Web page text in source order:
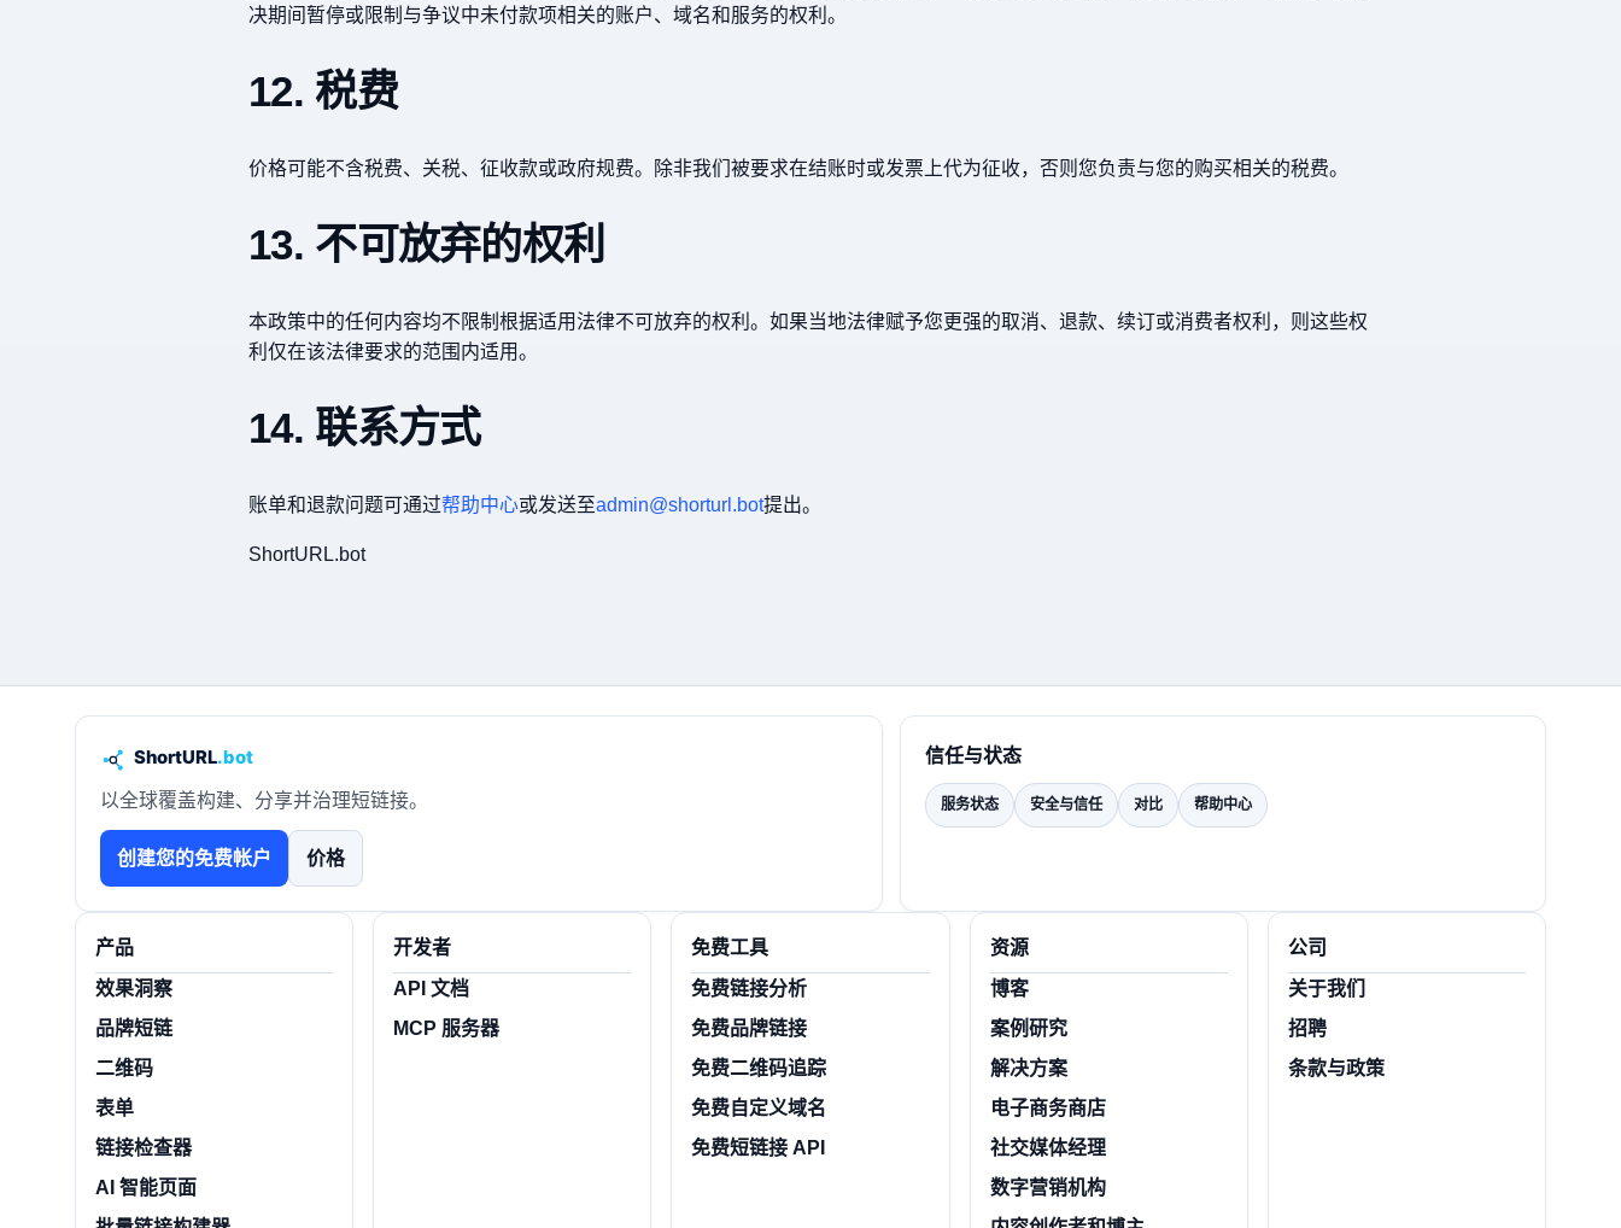
决期间暂停或限制与争议中未付款项相关的账户、域名和服务的权利。
12. 税费
价格可能不含税费、关税、征收款或政府规费。除非我们被要求在结账时或发票上代为征收，否则您负责与您的购买相关的税费。
13. 不可放弃的权利
本政策中的任何内容均不限制根据适用法律不可放弃的权利。如果当地法律赋予您更强的取消、退款、续订或消费者权利，则这些权
利仅在该法律要求的范围内适用。
14. 联系方式
账单和退款问题可通过帮助中心或发送至admin@shorturl.bot提出。
ShortURL.bot
以全球覆盖构建、分享并治理短链接。
创建您的免费帐户 价格
信任与状态
服务状态 安全与信任 对比 帮助中心
产品
效果洞察
品牌短链
二维码
表单
链接检查器
AI 智能页面
开发者
API 文档
MCP 服务器
免费工具
免费链接分析
免费品牌链接
免费二维码追踪
免费自定义域名
免费短链接 API
资源
博客
案例研究
解决方案
电子商务商店
社交媒体经理
数字营销机构
公司
关于我们
招聘
条款与政策